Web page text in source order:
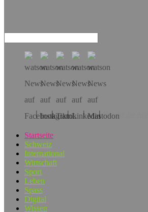
Hol dir die App!
Startseite
Schweiz
International
Wirtschaft
Sport
Leben
Spass
Digital
Wissen